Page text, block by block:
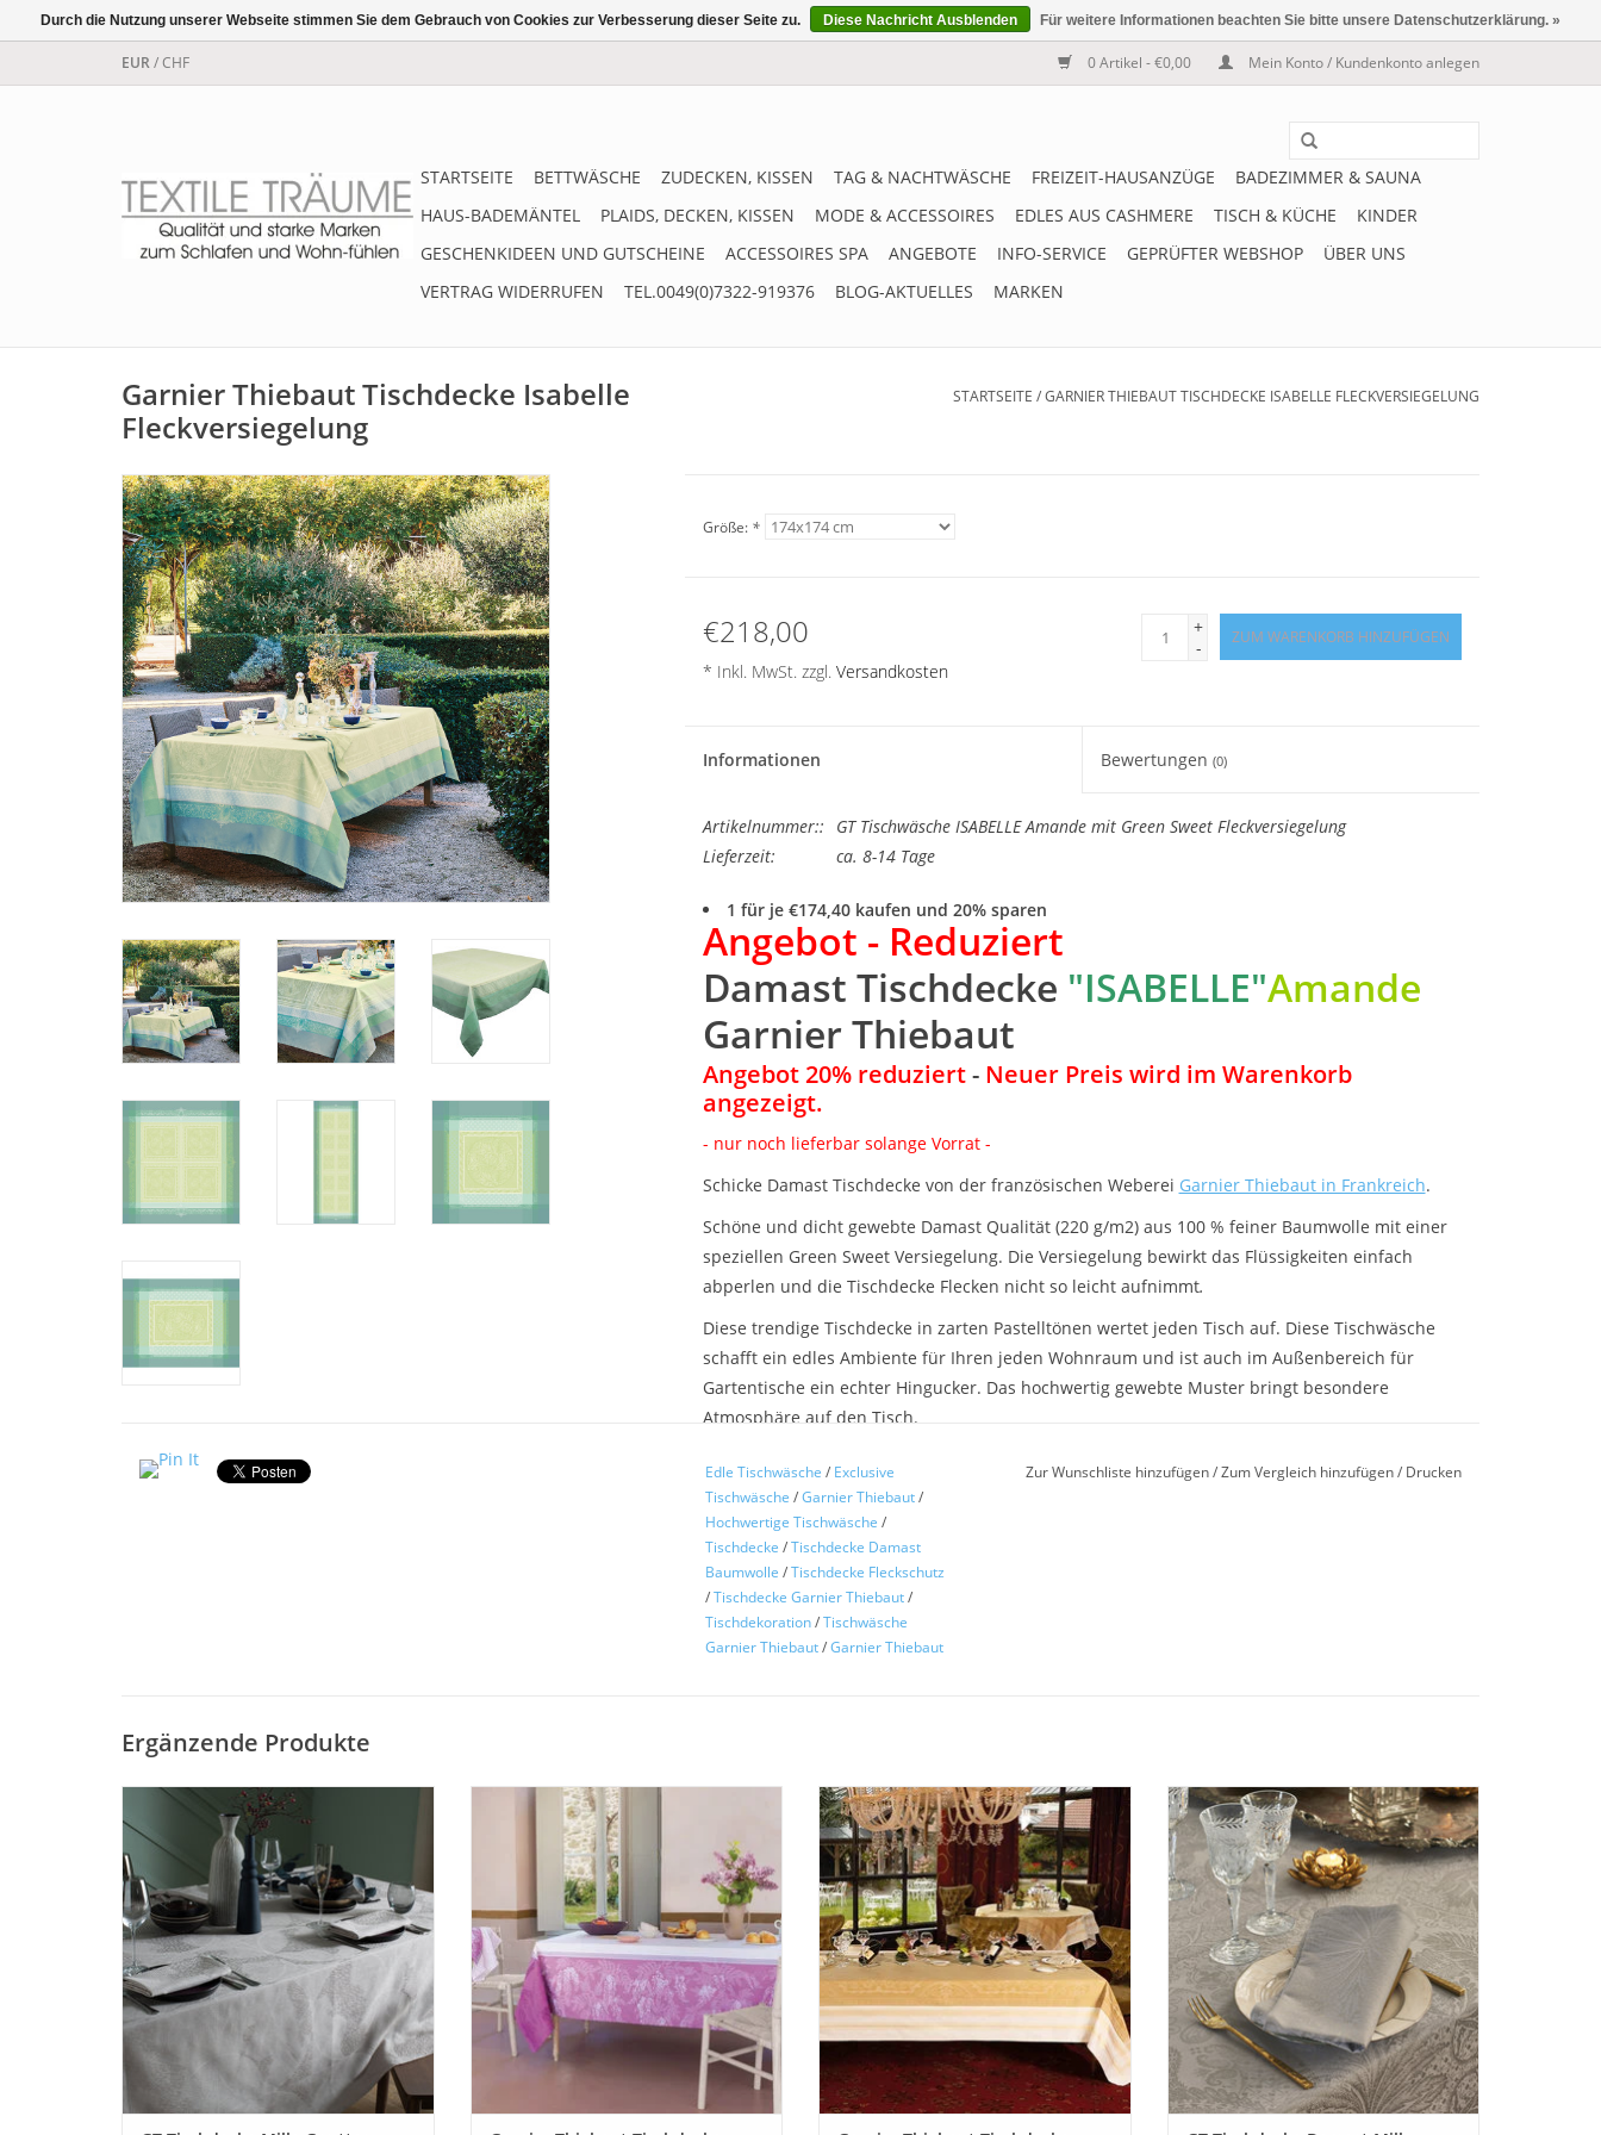
EUR/CHF 0 Artikel - €0,00 Mein Konto / Kundenkonto anlegen
STARTSEITE BETTWÄSCHE ZUDECKEN, KISSEN TAG & NACHTWÄSCHE FREIZEIT-HAUSANZÜGE
BADEZIMMER & SAUNA
HAUS-BADEMÄNTEL
PLAIDS, DECKEN, KISSEN MODE & ACCESSOIRES EDLES AUS CASHMERE TISCH & KÜCHE
KINDER
GESCHENKIDEEN UND GUTSCHEINE
ACCESSOIRES SPA ANGEBOTE INFO-SERVICE GEPRÜFTER WEBSHOP
ÜBER UNS
VERTRAG WIDERRUFEN
TEL.0049(0)7322-919376 BLOG-AKTUELLES MARKEN
Garnier Thiebaut Tischdecke Isabelle
Fleckversiegelung
STARTSEITE /GARNIER THIEBAUT TISCHDECKE ISABELLE FLECKVERSIEGELUNG
Größe: *
€218,00
* Inkl. MwSt. zzgl. Versandkosten
+
-
ZUM WARENKORB HINZUFÜGEN
Informationen Bewertungen(0)
Artikelnummer::
GT Tischwäsche ISABELLE Amande mit Green Sweet Fleckversiegelung
Lieferzeit:
ca. 8-14 Tage
1 für je €174,40 kaufen und 20% sparen
Angebot - Reduziert
Damast Tischdecke "ISABELLE"Amande
Garnier Thiebaut
Angebot 20% reduziert- Neuer Preis wird im Warenkorb
angezeigt.
- nur noch lieferbar solange Vorrat -
Schicke Damast Tischdecke von der französischen Weberei Garnier Thiebaut in Frankreich.
Schöne und dicht gewebte Damast Qualität (220 g/m2) aus 100 % feiner Baumwolle mit einer
speziellen Green Sweet Versiegelung. Die Versiegelung bewirkt das Flüssigkeiten einfach
abperlen und die Tischdecke Flecken nicht so leicht aufnimmt.
Diese trendige Tischdecke in zarten Pastelltönen wertet jeden Tisch auf. Diese Tischwäsche
schafft ein edles Ambiente für Ihren jeden Wohnraum und ist auch im Außenbereich für
Gartentische ein echter Hingucker. Das hochwertig gewebte Muster bringt besondere
Atmosphäre auf den Tisch.
Der Artikel ist auch als Serviette, Tischset und Tischläufer lieferbar
Qualität 100% Baumwolle - pflegeleicht und Fleck unempfindlich durch Green Sweet
Versiegelung. Waschbar bei 60 Grad-Buntwäsche.
Edle Tischwäsche / Exclusive
Tischwäsche /Garnier Thiebaut/
Hochwertige Tischwäsche /
Tischdecke /Tischdecke Damast
Baumwolle /Tischdecke Fleckschutz
/Tischdecke Garnier Thiebaut/
Tischdekoration/Tischwäsche
Garnier Thiebaut/Garnier Thiebaut
Zur Wunschliste hinzufügen/Zum Vergleich hinzufügen/ Drucken
Ergänzende Produkte
Pflegeleichte Tischdecke Garnier Thiebaut
Mille Gouttes nacre. Damast mit in sich
gewebtem Damastmuster. Farbe metal.
100% Baumwolle gewebt.
ZUM WARENKORB HINZUFÜGEN
Feine Damast Tischdecke GLYCINES von
Garnier Thiebaut Frankreich. Hochwertig
gewebter Baumwoll Damast aus 100%
Baumwolle. Jacquardmuster weiß mit
hochwertigem Druck. Mit Green Sweet
Fleckversiegelung - plegeleicht. 100%
Baumwolle
ZUM WARENKORB HINZUFÜGEN
Elegante Damast Tischdecke Galerie
Royale von Garnier Thiebaut Frankreich.
Hochwertig gewebter Baumwoll Damast
aus 100% Baumwolle. Edles Jacquard
Webmuster in Goldtönen mit extra
eingewebten Lurexfasern. Dichter als
normal gewebt (245gr./m2).
ZUM WARENKORB HINZUFÜGEN
Pflegeleichte hochwertige gewebte
JacquardTischdecke Garnier Thiebaut Mille
Isaphire beige.
Damast gewebt in edlem beige. 100%
Baumwolle gewebt. Pflegeleicht.
ZUM WARENKORB HINZUFÜGEN
Durch die Nutzung unserer Webseite stimmen Sie dem Gebrauch von Cookies zur Verbesserung dieser Seite zu. Diese Nachricht Ausblenden Für weitere Informationen beachten Sie bitte unsere Datenschutzerklärung. »